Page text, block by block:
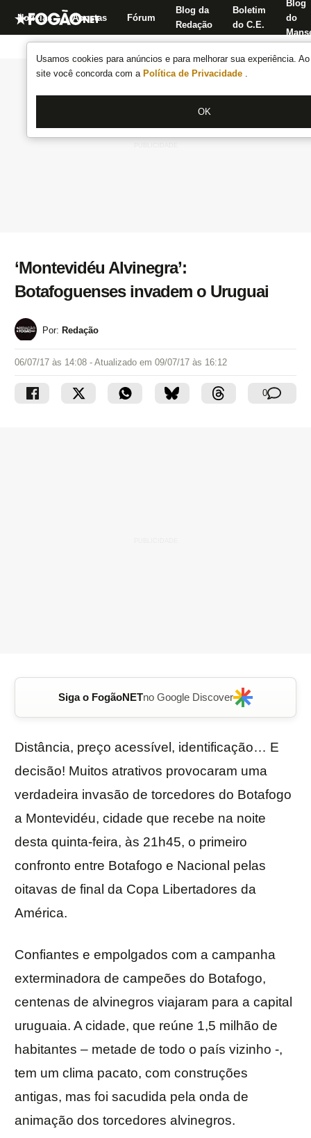
Usamos cookies para anúncios e para melhorar sua experiência.
site você concorda com a Política de Privacidade .
OK
Notícias Apostas Fórum
Blog da
Redação
Boletim
do C.E.
Blog
do
‘Montevidéu Alvinegra’:
Botafoguenses invadem o Uruguai
Por: Redação
06/07/17 às 14:08 - Atualizado em 09/07/17 às 16:12
0
Siga o FogãoNETno Google Discover
Distância, preço acessível, identificação… E
decisão! Muitos atrativos provocaram uma
verdadeira invasão de torcedores do Botafogo
a Montevidéu, cidade que recebe na noite
desta quinta-feira, às 21h45, o primeiro
confronto entre Botafogo e Nacional pelas
oitavas de final da Copa Libertadores da
América.
Confiantes e empolgados com a campanha
exterminadora de campeões do Botafogo,
centenas de alvinegros viajaram para a capital
uruguaia. A cidade, que reúne 1,5 milhão de
habitantes – metade de todo o país vizinho -,
tem um clima pacato, com construções
antigas, mas foi sacudida pela onda de
animação dos torcedores alvinegros.